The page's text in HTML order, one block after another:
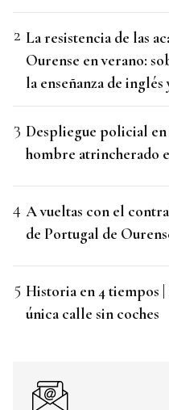
La resistencia de las
Ourense en verano:
la enseñanza de
Despliegue policial
hombre atrincherado
A vueltas con el
de Portugal de
Historia en 4 tiempos
única calle sin coches